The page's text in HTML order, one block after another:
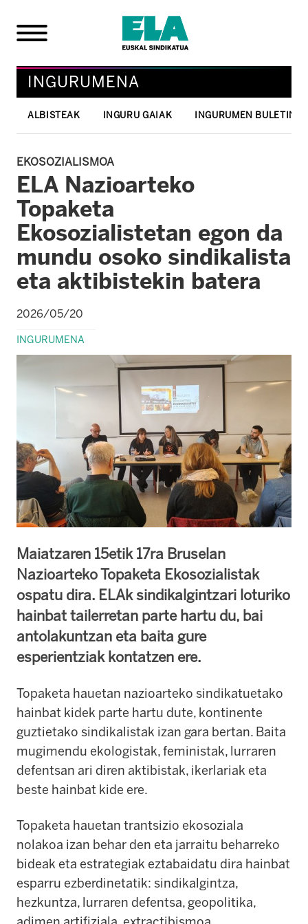
INGURUMENA
ALBISTEAK INGURU GAIAK INGURUMEN BULETINA
EKOSOZIALISMOA
ELA Nazioarteko
Topaketa
Ekosozialistetan egon da
mundu osoko sindikalista
eta aktibistekin batera
2026/05/20
INGURUMENA
Maiatzaren 15etik 17ra Bruselan
Nazioarteko Topaketa Ekosozialistak
ospatu dira. ELAk sindikalgintzari loturiko
hainbat tailerretan parte hartu du, bai
antolakuntzan eta baita gure
esperientziak kontatzen ere.
Topaketa hauetan nazioarteko sindikatuetako
hainbat kidek parte hartu dute, kontinente
guztietako sindikalistak izan gara bertan. Baita
mugimendu ekologistak, feministak, lurraren
defentsan ari diren aktibistak, ikerlariak eta
beste hainbat kide ere.
Topaketa hauetan trantsizio ekosoziala
nolakoa izan behar den eta jarraitu beharreko
bideak eta estrategiak eztabaidatu dira hainbat
esparru ezberdinetatik: sindikalgintza,
hezkuntza, lurraren defentsa, geopolitika,